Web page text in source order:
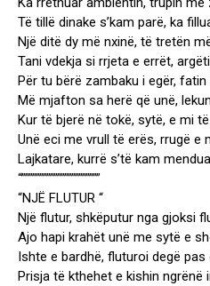
Të tillë dinake s’kam parë, ka
Një ditë dy më nxinë, të tretën
Tani vdekja si rrjeta e errët,
Për tu bërë zambaku i egër, fatin
Më mjafton sa herë që unë,
Kur të bjerë në tokë, sytë, e mi
Unë eci me vrull të erës, rrugë e
Lajkatare, kurrë s’të kam
“””””””””””””””””””””””
“NJË FLUTUR “
Një flutur, shkëputur nga gjoksi
Ajo hapi krahët unë me sytë e
Ishte e bardhë, fluturoi degë pas
Prisja të kthehet e kishin ngrënë